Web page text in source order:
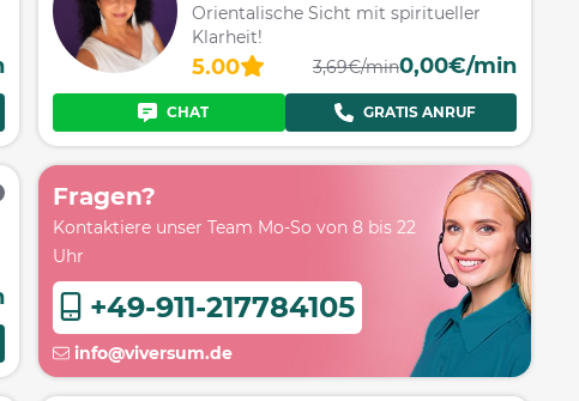
Fragen?
Kontaktiere unser Team Mo-So von 8 bis 22
Uhr
+49-911-217784105
info@viversum.de
Orientalische Sicht mit spiritueller
Klarheit!
5.00 3,69€/min0,00€/min
CHAT GRATIS ANRUF